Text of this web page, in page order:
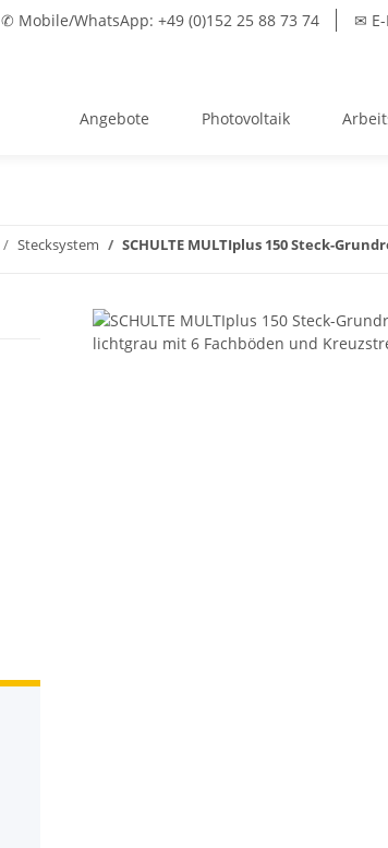
✆ Mobile/WhatsApp: +49 (0)152 25 88 73 74 ✉
Angebote Photovoltaik
Stecksystem SCHULTE MULTIplus 150 Steck-